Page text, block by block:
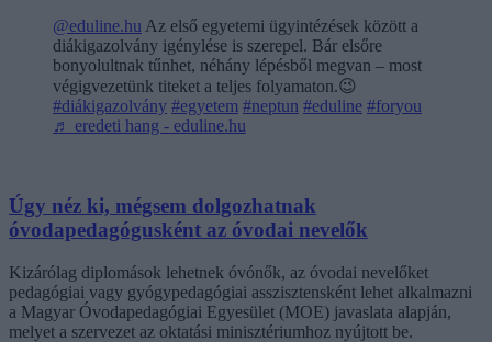
@eduline.hu Az első egyetemi ügyintézések között a
diákigazolvány igénylése is szerepel. Bár elsőre
bonyolultnak tűnhet, néhány lépésből megvan – most
végigvezetünk titeket a teljes folyamaton.😉
#diákigazolvány #egyetem #neptun #eduline #foryou
♬ eredeti hang - eduline.hu
Úgy néz ki, mégsem dolgozhatnak
óvodapedagógusként az óvodai nevelők
Kizárólag diplomások lehetnek óvónők, az óvodai nevelőket
pedagógiai vagy gyógypedagógiai asszisztensként lehet alkalmazni
a Magyar Óvodapedagógiai Egyesület (MOE) javaslata alapján,
melyet a szervezet az oktatási minisztériumhoz nyújtott be.